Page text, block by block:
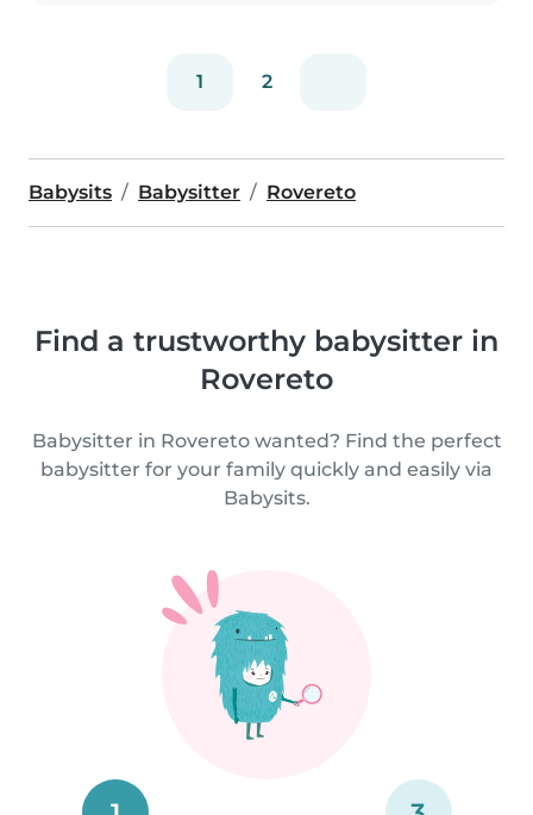
1 2
Babysits Babysitter Rovereto
Find a trustworthy babysitter in
Rovereto
Babysitter in Rovereto wanted? Find the perfect
babysitter for your family quickly and easily via
Babysits.